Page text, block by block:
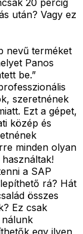
20 percig
után? Vagy ez
nevű terméket
Panos
be.”
szeretnének
Ezt a gépet,
közép és
minden olyan
a SAP
rá? Hát
összes
Ez csak